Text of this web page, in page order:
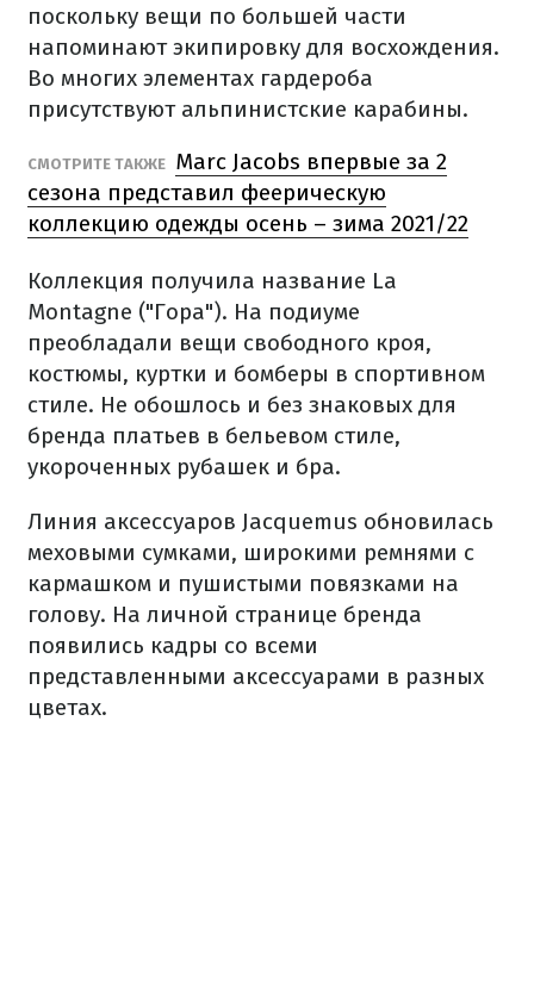
поскольку вещи по большей части
напоминают экипировку для восхождения.
Во многих элементах гардероба
присутствуют альпинистские карабины.
СМОТРИТЕ ТАКЖЕ Marc Jacobs впервые за 2
сезона представил феерическую
коллекцию одежды осень – зима 2021/22
Коллекция получила название La
Montagne ("Гора"). На подиуме
преобладали вещи свободного кроя,
костюмы, куртки и бомберы в спортивном
стиле. Не обошлось и без знаковых для
бренда платьев в бельевом стиле,
укороченных рубашек и бра.
Линия аксессуаров Jacquemus обновилась
меховыми сумками, широкими ремнями с
кармашком и пушистыми повязками на
голову. На личной странице бренда
появились кадры со всеми
представленными аксессуарами в разных
цветах.